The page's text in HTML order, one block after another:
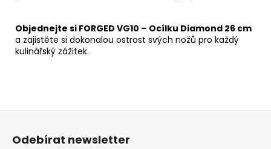
Objednejte si FORGED VG10 – Ocílku Diamond 26 cm
a zajistěte si dokonalou ostrost svých nožů pro každý
kulinářský zážitek.
Z
Odebírat newsletter